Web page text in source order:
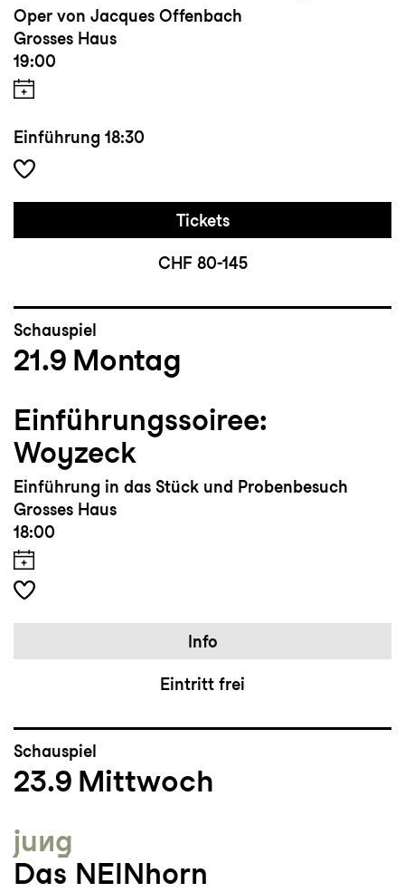
Oper von Jacques Offenbach
Grosses Haus
19:00
Einführung 18:30
Tickets
CHF 80-145
Schauspiel
21.9 Montag
Einführungssoiree:
Woyzeck
Einführung in das Stück und Probenbesuch
Grosses Haus
18:00
Info
Eintritt frei
Schauspiel
23.9 Mittwoch
jung
Das NEINhorn